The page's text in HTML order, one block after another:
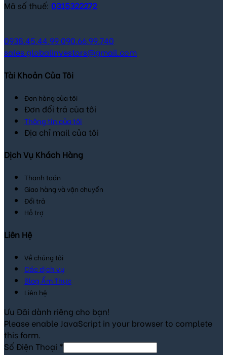
Mã số thuế: 0315322272
0938.45.44.99090.66.99.740
sales.globalinvestors@gmail.com
Tài Khoản Của Tôi
Đơn hàng của tôi
Đơn đổi trả của tôi
Thông tin của tôi
Địa chỉ mail của tôi
Dịch Vụ Khách Hàng
Thanh toán
Giao hàng và vận chuyển
Đổi trả
Hỗ trợ
Liên Hệ
Về chúng tôi
Các dịch vụ
Blog Ẩm Thực
Liên hệ
Ưu Đãi dành riêng cho bạn!
Please enable JavaScript in your browser to complete
this form.
Số Điện Thoại *